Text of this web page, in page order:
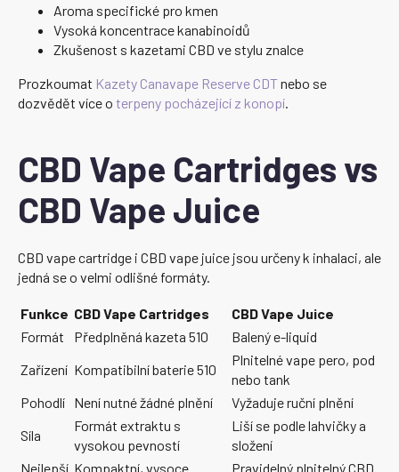
Aroma specifické pro kmen
Vysoká koncentrace kanabinoidů
Zkušenost s kazetami CBD ve stylu znalce
Prozkoumat Kazety Canavape Reserve CDTnebo se
dozvědět více o terpeny pocházející z konopí.
CBD Vape Cartridges vs
CBD Vape Juice
CBD vape cartridge i CBD vape juice jsou určeny k inhalaci, ale
jedná se o velmi odlišné formáty.
Funkce CBD Vape Cartridges
CBD Vape Juice
Formát
Předplněná kazeta 510
Balený e-liquid
Zařízení Kompatibilní baterie 510
Plnitelné vape pero, pod
nebo tank
Pohodlí Není nutné žádné plnění
Vyžaduje ruční plnění
Síla
Formát extraktu s
vysokou pevností
Liší se podle lahvičky a
složení
Nejlepší Kompaktní, vysoce Pravidelný plnitelný CBD